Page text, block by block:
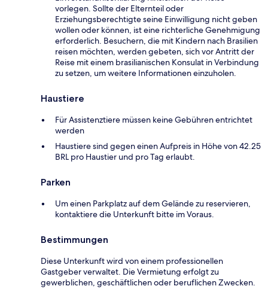
vorlegen. Sollte der Elternteil oder
Erziehungsberechtigte seine Einwilligung nicht geben
wollen oder können, ist eine richterliche Genehmigung
erforderlich. Besuchern, die mit Kindern nach Brasilien
reisen möchten, werden gebeten, sich vor Antritt der
Reise mit einem brasilianischen Konsulat in Verbindung
zu setzen, um weitere Informationen einzuholen.
Haustiere
Für Assistenztiere müssen keine Gebühren entrichtet
werden
Haustiere sind gegen einen Aufpreis in Höhe von 42.25
BRL pro Haustier und pro Tag erlaubt.
Parken
Um einen Parkplatz auf dem Gelände zu reservieren,
kontaktiere die Unterkunft bitte im Voraus.
Bestimmungen
Diese Unterkunft wird von einem professionellen
Gastgeber verwaltet. Die Vermietung erfolgt zu
gewerblichen, geschäftlichen oder beruflichen Zwecken.